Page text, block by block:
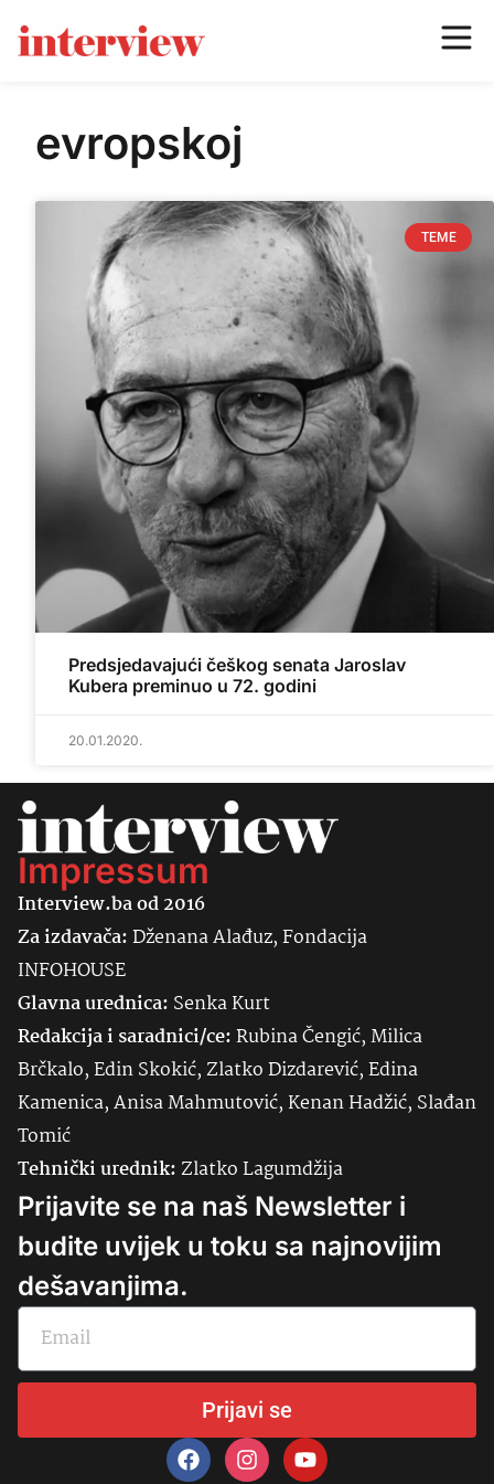
evropskoj
TEME
Predsjedavajući češkog senata Jaroslav
Kubera preminuo u 72. godini
20.01.2020.
Impressum
Interview.ba od 2016
Za izdavača:Dženana Alađuz, Fondacija
INFOHOUSE
Glavna urednica: SenkaKurt
Redakcija i saradnici/ce:Rubina Čengić, Milica
Brčkalo, Edin Skokić, Zlatko Dizdarević, Edina
Kamenica, Anisa Mahmutović, Kenan Hadžić, Slađan
Tomić
Tehnički urednik:Zlatko Lagumdžija
Prijavite se na naš Newsletter i
budite uvijek u toku sa najnovijim
dešavanjima.
Prijavi se